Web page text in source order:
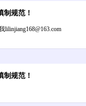
制规范！
制规范！